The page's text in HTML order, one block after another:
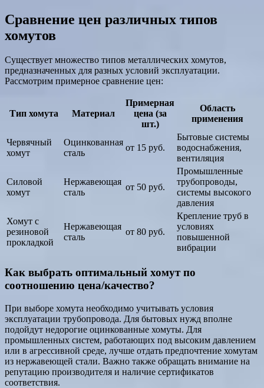
Сравнение цен различных типов
хомутов
Существует множество типов металлических хомутов,
предназначенных для разных условий эксплуатации.
Рассмотрим примерное сравнение цен:
Тип хомута Материал
Примерная
цена (за
шт.)
Область
применения
Червячный
хомут
Оцинкованная
сталь
от 15 руб.
Бытовые системы
водоснабжения,
вентиляция
Силовой
хомут
Нержавеющая
сталь
от 50 руб.
Промышленные
трубопроводы,
системы высокого
давления
Хомут с
резиновой
прокладкой
Нержавеющая
сталь
от 80 руб.
Крепление труб в
условиях
повышенной
вибрации
Как выбрать оптимальный хомут по
соотношению цена/качество?
При выборе хомута необходимо учитывать условия
эксплуатации трубопровода. Для бытовых нужд вполне
подойдут недорогие оцинкованные хомуты. Для
промышленных систем, работающих под высоким давлением
или в агрессивной среде, лучше отдать предпочтение хомутам
из нержавеющей стали. Важно также обращать внимание на
репутацию производителя и наличие сертификатов
соответствия.